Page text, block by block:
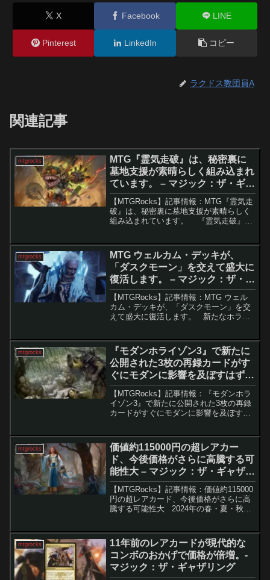
X Facebook LINE
Pinterest LinkedIn コピー
ラクドス教団員A
関連記事
mtgrocks
MTG『霊気走破』は、秘密裏に
墓地支援が素晴らしく組み込まれ
ています。 – マジック：ザ・ギャ
ザリング
【MTGRocks】記事情報：MTG『霊気走
破』は、秘密裏に墓地支援が素晴らしく
組み込まれています。 『霊気走破』は
は墓地シナジーに強く特化したカードが
多数収録さ...
mtgrocks
MTG ウェルカム・デッキが、
「ダスクモーン」を交えて盛大に
復活します。 – マジック：ザ・ギ
ャザリング
【MTGRocks】記事情報：MTG ウェル
カム・デッキが、「ダスクモーン」を交
えて盛大に復活します。 新たなホラー
とっては待望のセットがついに姿を現し
ました。この...
mtgrocks
『モダンホライゾン3』で新たに
公開された3枚の再録カードがす
ぐにモダンに影響を及ぼすはず！
– マジック：ザ・ギャザリング
【MTGRocks】記事情報：『モダンホラ
イゾン3』で新たに公開された3枚の再録
カードがすぐにモダンに影響を及ぼすは
ます。このセットに含まれるカードは、
特にモダン...
mtgrocks
価値約115000円の超レアカー
ド、今後価格がさらに高騰する可
能性大 – マジック：ザ・ギャザリ
ング
【MTGRocks】記事情報：価値約115000
円の超レアカード、今後価格がさらに高
騰する可能性大 2024年の春・夏・秋に
の期待とは...
mtgrocks
11年前のレアカードが現代的な
コンボのおかげで価格が倍増。-
マジック：ザ・ギャザリング